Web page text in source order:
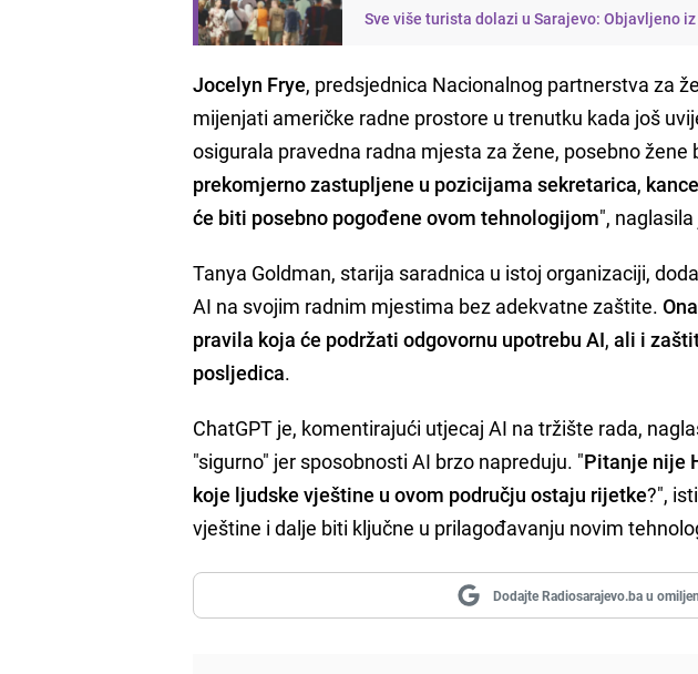
Sve više turista dolazi u Sarajevo: Objavljeno
Jocelyn Frye, predsjednica Nacionalnog partnerstva za
mijenjati američke radne prostore u trenutku kada još
osigurala pravedna radna mjesta za žene, posebno žene
prekomjerno zastupljene u pozicijama sekretarica,
će biti posebno pogođene ovom tehnologijom",
Tanya Goldman, starija saradnica u istoj organizaciji,
AI na svojim radnim mjestima bez adekvatne zaštite.
pravila koja će podržati odgovornu upotrebu AI,ali i
posljedica.
ChatGPT je, komentirajući utjecaj AI na tržište rada,
"sigurno" jer sposobnosti AI brzo napreduju. "Pitanje nije
koje ljudske vještine u ovom području ostaju rijetke?",
vještine i dalje biti ključne u prilagođavanju novim
Dodajte Radiosarajevo.ba u